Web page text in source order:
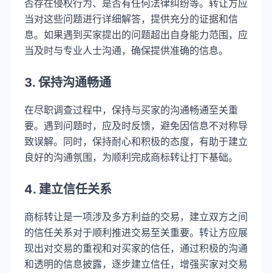
否存在侵权行为、是否有任何法律纠纷等。转让方应
当对这些问题进行详细解答，提供充分的证据和信
息。如果遇到买家提出的问题超出自身能力范围，应
当及时与专业人士沟通，确保提供准确的信息。
3. 保持沟通畅通
在尽职调查过程中，保持与买家的沟通畅通至关重
要。遇到问题时，应及时反馈，避免因信息不对称导
致误解。同时，保持耐心和积极的态度，有助于建立
良好的沟通氛围，为顺利完成商标转让打下基础。
4. 建立信任关系
商标转让是一项涉及多方利益的交易，建立双方之间
的信任关系对于顺利推进交易至关重要。转让方应展
现出对交易的重视和对买家的信任，通过积极的沟通
和透明的信息披露，逐步建立信任，增强买家对交易